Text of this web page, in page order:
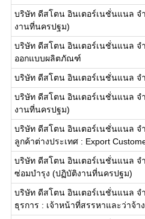
บริษัท ดีสโตน อินเตอร์เนชั่นแนล จ
งานที่นครปฐม)
บริษัท ดีสโตน อินเตอร์เนชั่นแนล จ
ออกแบบผลิตภัณฑ์
บริษัท ดีสโตน อินเตอร์เนชั่นแนล จ
บริษัท ดีสโตน อินเตอร์เนชั่นแนล จ
งานที่นครปฐม)
บริษัท ดีสโตน อินเตอร์เนชั่นแนล จ
ลูกค้าต่างประเทศ : Export
บริษัท ดีสโตน อินเตอร์เนชั่นแนล จ
ซ่อมบำรุง (ปฏิบัติงานที่นครปฐม)
บริษัท ดีสโตน อินเตอร์เนชั่นแนล จ
ธุรการ : เจ้าหน้าที่สรรหาและว่าจ้าง